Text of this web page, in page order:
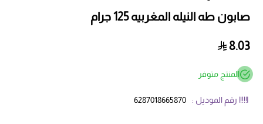
صابون طه النيله المغربيه 125 جرام
8.03
المنتج متوفر
رقم الموديل : 6287018665870